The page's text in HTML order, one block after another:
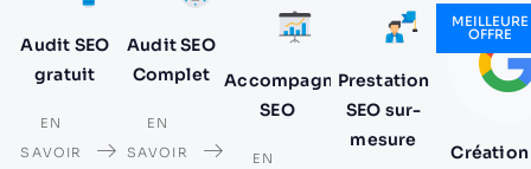
Audit SEO
gratuit
EN
SAVOIR
Audit SEO
Complet
EN
SAVOIR
Accompagnement
SEO
EN
Prestation
SEO sur-
mesure
Création
MEILLEURE
OFFRE